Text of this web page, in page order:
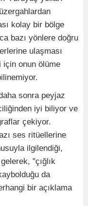
kolay bir bölge
bazı yönlere doğru
ulaşması
için onun ölüme
sonra peyjaz
iyi biliyor ve
çekiyor.
ses ritüellerine
ilgilendiği,
"çığlık
da
bir açıklama